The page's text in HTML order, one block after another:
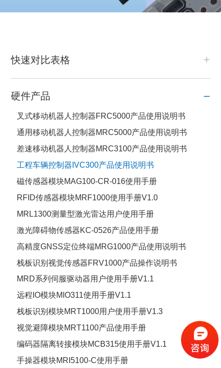
快速对比表格
硬件产品
叉式移动机器人控制器FRC5000产品使用说明书
通用移动机器人控制器MRC5000产品使用说明书
差速移动机器人控制器MRC3100产品使用说明书
工程车辆控制器IVC300产品使用说明书
磁传感器模块MAG100-CR-016使用手册
RFID传感器模块MRF1000使用手册V1.0
MRL1300测量型激光雷达用户使用手册
激光障碍物传感器KC-0526产品使用手册
高精度GNSS定位终端MRG1000产品使用说明书
栈板识别视觉传感器FRV1000产品操作说明书
MRD系列伺服驱动器用户使用手册V1.1
远程IO模块MIO311使用手册V1.1
栈板识别模块MRT1000用户使用手册V1.3
视觉避障模块MRT1100产品使用手册
编码器隔离转接模块MCB315使用手册V1.1
手操器模块MRI5100-C使用手册